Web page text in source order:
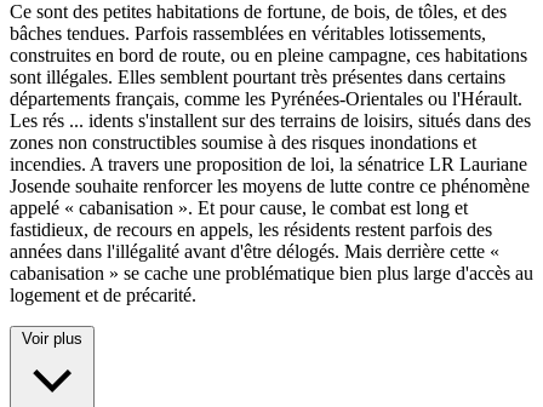
Ce sont des petites habitations de fortune, de bois, de tôles, et des
bâches tendues. Parfois rassemblées en véritables lotissements,
construites en bord de route, ou en pleine campagne, ces habitations
sont illégales. Elles semblent pourtant très présentes dans certains
départements français, comme les Pyrénées-Orientales ou l'Hérault.
Les rés ... idents s'installent sur des terrains de loisirs, situés dans des
zones non constructibles soumise à des risques inondations et
incendies. A travers une proposition de loi, la sénatrice LR Lauriane
Josende souhaite renforcer les moyens de lutte contre ce phénomène
appelé « cabanisation ». Et pour cause, le combat est long et
fastidieux, de recours en appels, les résidents restent parfois des
années dans l'illégalité avant d'être délogés. Mais derrière cette «
cabanisation » se cache une problématique bien plus large d'accès au
logement et de précarité.
Voir plus